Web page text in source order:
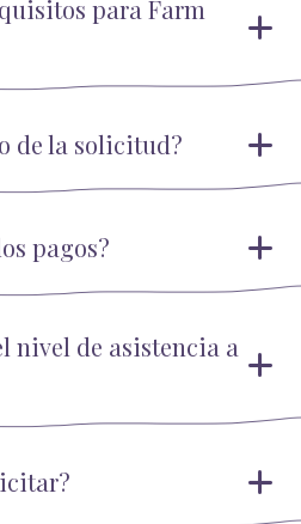
para Farm
de la solicitud?
pagos?
nivel de asistencia a